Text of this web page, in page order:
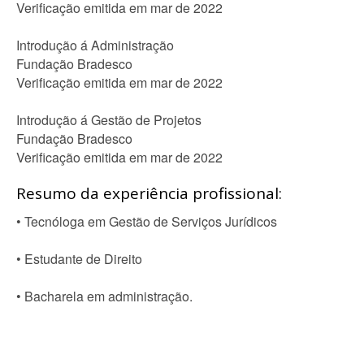
Verificação emitida em mar de 2022
Introdução á Administração
Fundação Bradesco
Verificação emitida em mar de 2022
Introdução á Gestão de Projetos
Fundação Bradesco
Verificação emitida em mar de 2022
Resumo da experiência profissional:
• Tecnóloga em Gestão de Serviços Jurídicos
• Estudante de Direito
• Bacharela em administração.